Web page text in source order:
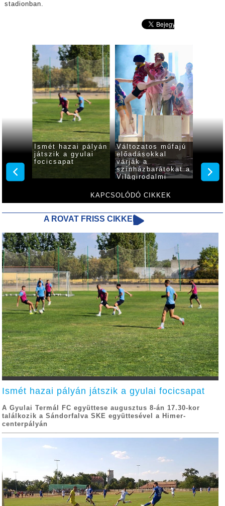
stadionban.
KAPCSOLÓDÓ CIKKEK
én a
Ismét hazai pályán
játszik a gyulai
focicsapat
Változatos műfajú
előadásokkal
várják a
színházbarátokat a
Világirodalmi
Fesztiválján
A ROVAT FRISS CIKKEI
Ismét hazai pályán játszik a gyulai focicsapat
A Gyulai Termál FC együttese augusztus 8-án 17.30-kor
találkozik a Sándorfalva SKE együttesével a Himer-
centerpályán